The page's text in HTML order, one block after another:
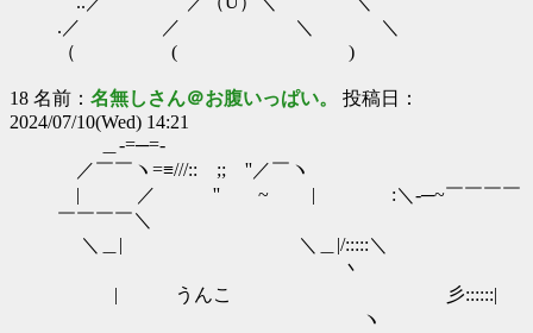
.／ ／ ＼ ＼
（ ( )
18 名前： 名無しさん＠お腹いっぱい。 投稿日：
2024/07/10(Wed) 14:21
＿-=─=-
／￣￣ヽ=≡///:: ;; ''／￣ヽ
| ／ '' ~ | :＼-─~￣￣￣￣
￣￣￣￣＼
＼＿| ＼＿|/:::::＼
丶
| うんこ 彡::::::|
ヽ